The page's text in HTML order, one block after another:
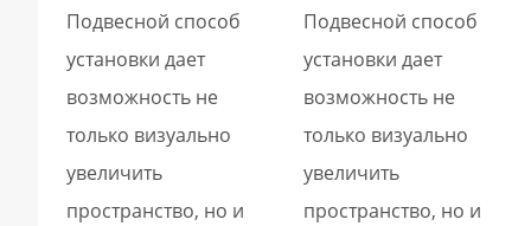
Подвесной способ
установки дает
возможность не
только визуально
увеличить
пространство, но и
Подвесной способ
установки дает
возможность не
только визуально
увеличить
пространство, но и